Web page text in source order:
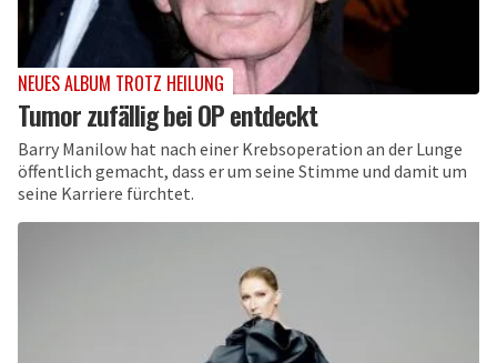
NEUES ALBUM TROTZ HEILUNG
Tumor zufällig bei OP entdeckt
Barry Manilow hat nach einer Krebsoperation an der Lunge
öffentlich gemacht, dass er um seine Stimme und damit um
seine Karriere fürchtet.